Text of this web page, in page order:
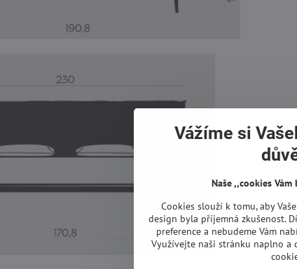
Vážíme si
Naše ,,cookies
Cookies slouží k tomu, aby
design byla příjemná zkušenost.
preference a nebudeme Vám
Využívejte naši stránku naplno a